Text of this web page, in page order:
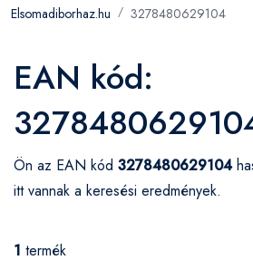
Elsomadiborhaz.hu 3278480629104
EAN kód:
Ön az EAN kód 3278480629104
itt vannak a keresési eredmények.
1 termék